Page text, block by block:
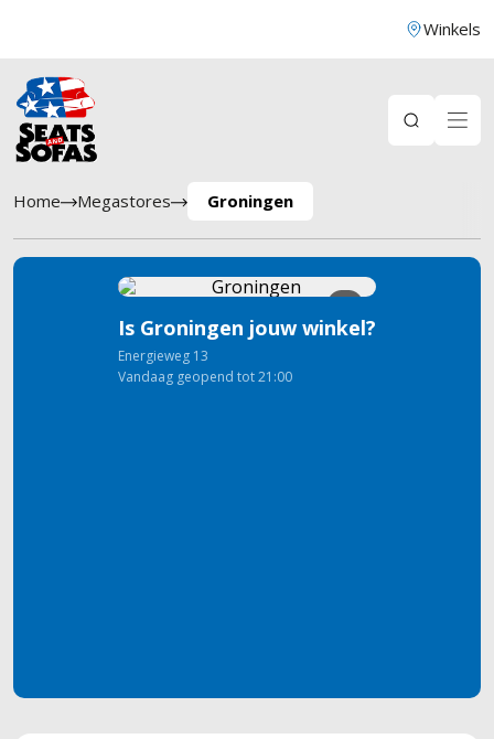
Winkels
Home Megastores Groningen
3
Is Groningen jouw winkel?
Energieweg 13
Vandaag geopend tot 21:00